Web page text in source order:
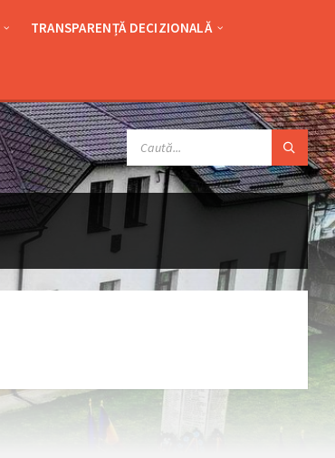
TRANSPARENȚĂ DECIZIONALĂ
SEARCH: